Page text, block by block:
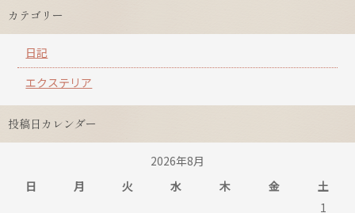
カテゴリー
日記
エクステリア
投稿日カレンダー
2026年8月
日
月 火 水 木 金
土
1